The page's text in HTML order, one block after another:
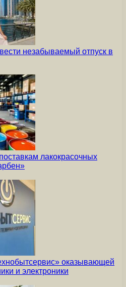
незабываемый отпуск в
лакокрасочных
оказывающей
и электроники